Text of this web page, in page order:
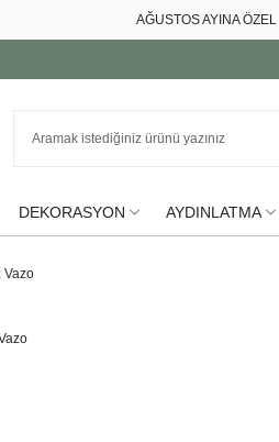
AĞUSTOS AYINA
DEKORASYON AYDINLATMA
Vazo